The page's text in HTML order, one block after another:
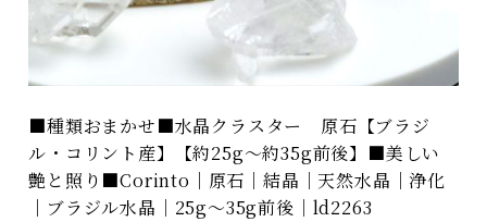
■種類おまかせ■水晶クラスター 原石【ブラジ
ル・コリント産】【約25g～約35g前後】■美しい
艶と照り■Corinto｜原石｜結晶｜天然水晶｜浄化
｜ブラジル水晶｜25g～35g前後｜ld2263